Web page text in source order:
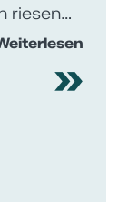
riesen
»